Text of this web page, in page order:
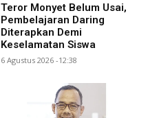
Teror Monyet Belum Usai,
Pembelajaran Daring
Diterapkan Demi
Keselamatan Siswa
6 Agustus 2026 -12:38